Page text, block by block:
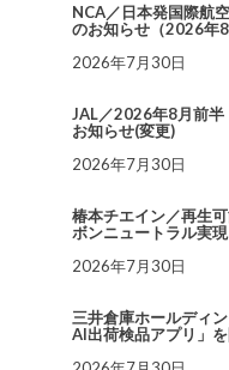
NCA／日本発国際航
のお知らせ（2026年
2026年7月30日
JAL／2026年8月前
お知らせ(変更)
2026年7月30日
椿本チエイン／再生
ボンニュートラル実
2026年7月30日
三井倉庫ホールディ
AI出荷検品アプリ」